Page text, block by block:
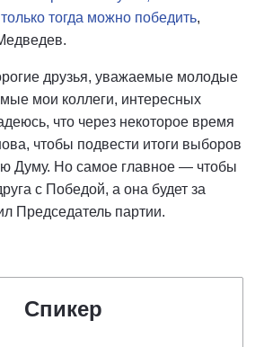
тогда можно победить,
друзья, уважаемые молодые
мои коллеги, интересных
что через некоторое время
чтобы подвести итоги выборов
Думу. Но самое главное — чтобы
с Победой, а она будет за
Председатель партии.
Спикер